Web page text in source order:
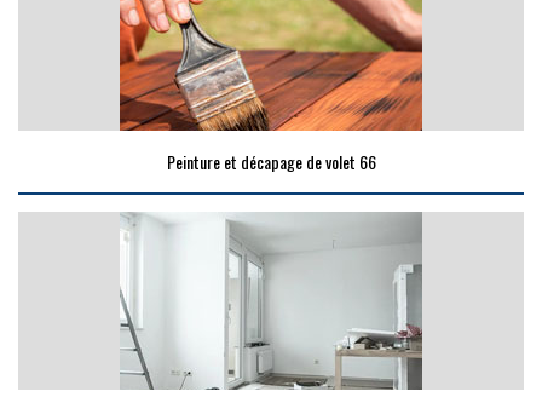
Peinture et décapage de volet 66